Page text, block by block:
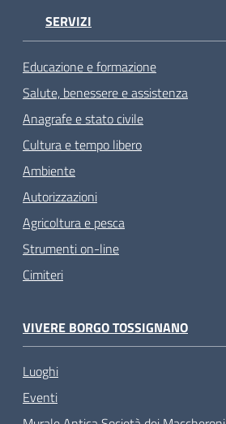
SERVIZI
Educazione e formazione
Salute, benessere e assistenza
Anagrafe e stato civile
Cultura e tempo libero
Ambiente
Autorizzazioni
Agricoltura e pesca
Strumenti on-line
Cimiteri
VIVERE BORGO TOSSIGNANO
Luoghi
Eventi